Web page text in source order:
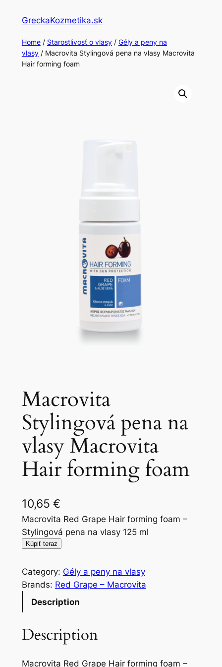
GreckaKozmetika.sk
Home/ Starostlivosť o vlasy/ Gély a peny na
vlasy/ Macrovita Stylingová pena na vlasy Macrovita
Hair forming foam
Macrovita
Stylingová pena na
vlasy Macrovita
Hair forming foam
10,65 €
Macrovita Red Grape Hair forming foam –
Stylingová pena na vlasy 125 ml
Kúpiť teraz
Category: Gély a peny na vlasy
Brands: Red Grape – Macrovita
Description
Description
Macrovita Red Grape Hair forming foam –